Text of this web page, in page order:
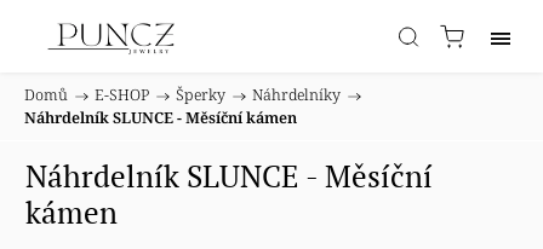
Domů / E-SHOP / Šperky / Náhrdelníky /
Náhrdelník SLUNCE - Měsíční kámen
Náhrdelník SLUNCE - Měsíční
kámen